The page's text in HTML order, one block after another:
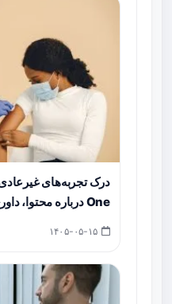
One درباره محتوا، داوری و پیامدهای روانی